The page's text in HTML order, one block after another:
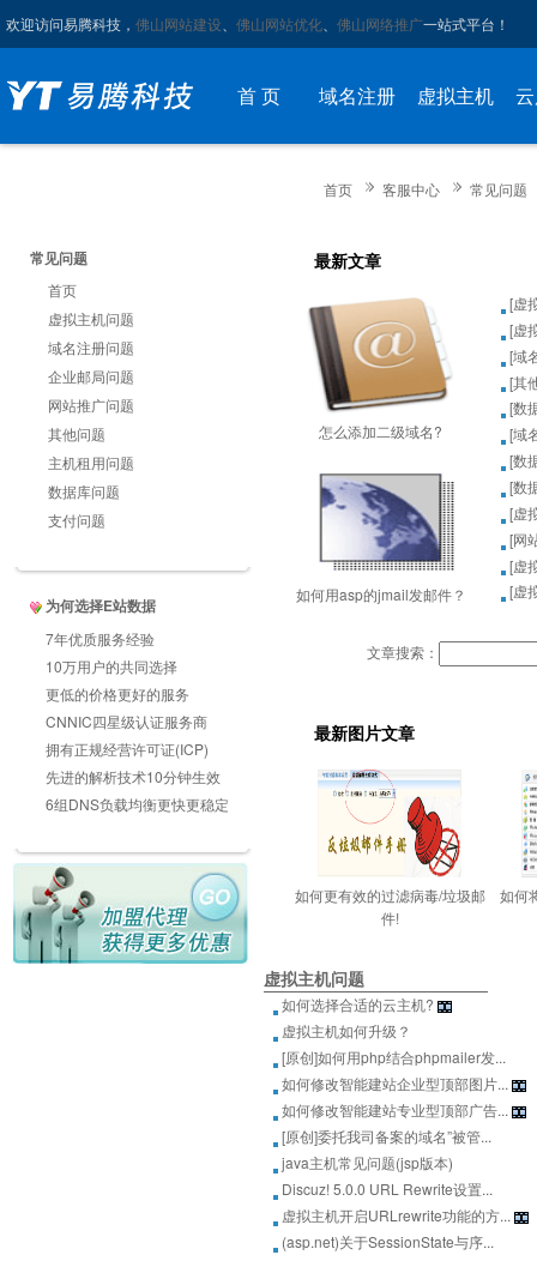
欢迎访问易腾科技， 佛山网站建设 佛山网站优化 佛山网络推广一站式平台！
首 页 域名注册 虚拟主机
首页 客服中心 常见问题
常见问题
首页
虚拟主机问题
域名注册问题
企业邮局问题
网站推广问题
其他问题
主机租用问题
数据库问题
支付问题
为何选择E站数据
7年优质服务经验
10万用户的共同选择
更低的价格更好的服务
CNNIC四星级认证服务商
拥有正规经营许可证(ICP)
先进的解析技术10分钟生效
6组DNS负载均衡更快更稳定
最新文章
怎么添加二级域名?
如何用asp的jmail发邮件？
[虚
[虚
[域
[其
[数
[域
[数
[数
[虚
[网
[虚
[虚
文章搜索：
最新图片文章
如何更有效的过滤病毒/垃圾邮
件!
如何
虚拟主机问题
如何选择合适的云主机?
虚拟主机如何升级？
[原创]如何用php结合phpmailer发...
如何修改智能建站企业型顶部图片...
如何修改智能建站专业型顶部广告...
[原创]委托我司备案的域名”被管...
java主机常见问题(jsp版本)
Discuz! 5.0.0 URL Rewrite设置...
虚拟主机开启URLrewrite功能的方...
(asp.net)关于SessionState与序...